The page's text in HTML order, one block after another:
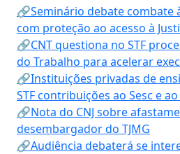
🔗Seminário debate combate
com proteção ao acesso à
🔗CNT questiona no STF
do Trabalho para acelerar
🔗Instituições privadas de
STF contribuições ao Sesc e ao
🔗Nota do CNJ sobre
desembargador do TJMG
🔗Audiência debaterá se